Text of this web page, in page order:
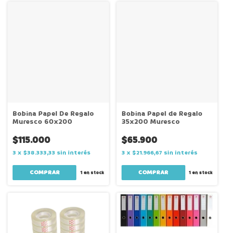
Bobina Papel De Regalo
Muresco 60x200
$115.000
3 x $38.333,33 sin interés
1en stock
Bobina Papel de Regalo
35x200 Muresco
$65.900
3 x $21.966,67 sin interés
1 en stock